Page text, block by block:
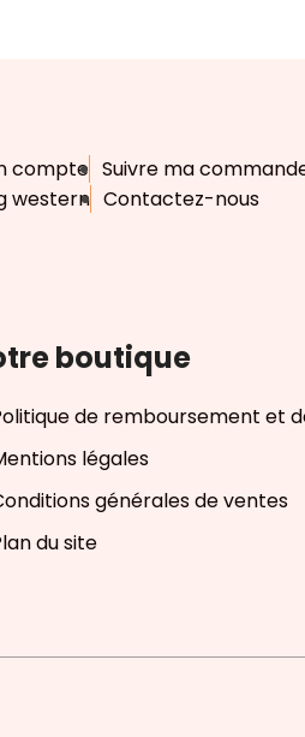
compte Suivre ma
western Contactez-nous
boutique
de remboursement et
légales
générales de ventes
du site